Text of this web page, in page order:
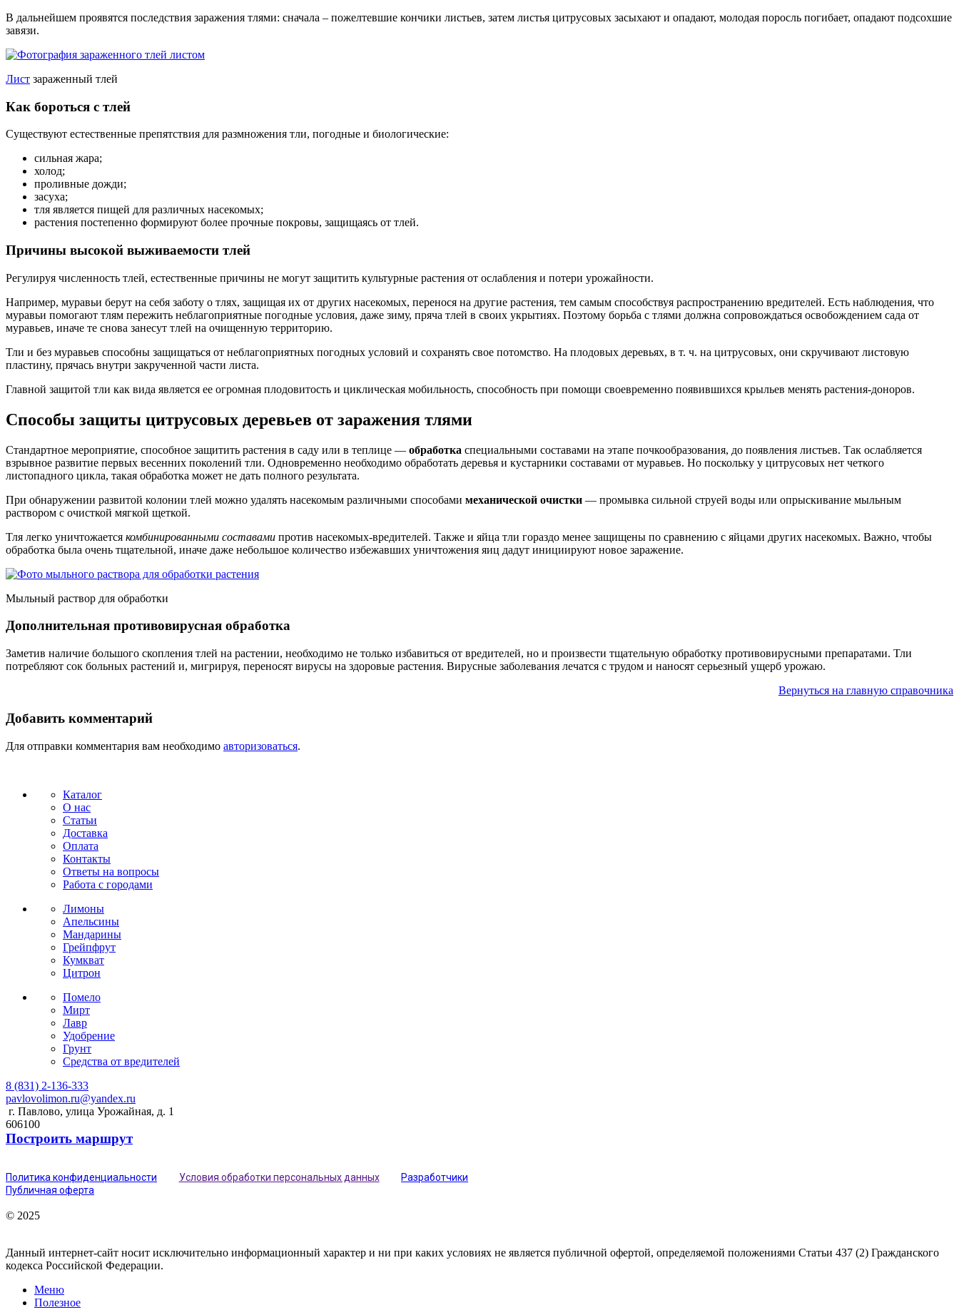
В дальнейшем проявятся последствия заражения тлями: сначала – пожелтевшие кончики листьев, затем листья цитрусовых засыхают и опадают, молодая поросль погибает, опадают подсохшие
завязи.
Лист зараженный тлей
Как бороться с тлей
Существуют естественные препятствия для размножения тли, погодные и биологические:
сильная жара;
холод;
проливные дожди;
засуха;
тля является пищей для различных насекомых;
растения постепенно формируют более прочные покровы, защищаясь от тлей.
Причины высокой выживаемости тлей
Регулируя численность тлей, естественные причины не могут защитить культурные растения от ослабления и потери урожайности.
Например, муравьи берут на себя заботу о тлях, защищая их от других насекомых, перенося на другие растения, тем самым способствуя распространению вредителей. Есть наблюдения, что
муравьи помогают тлям пережить неблагоприятные погодные условия, даже зиму, пряча тлей в своих укрытиях. Поэтому борьба с тлями должна сопровождаться освобождением сада от
муравьев, иначе те снова занесут тлей на очищенную территорию.
Тли и без муравьев способны защищаться от неблагоприятных погодных условий и сохранять свое потомство. На плодовых деревьях, в т. ч. на цитрусовых, они скручивают листовую
пластину, прячась внутри закрученной части листа.
Главной защитой тли как вида является ее огромная плодовитость и циклическая мобильность, способность при помощи своевременно появившихся крыльев менять растения-доноров.
Способы защиты цитрусовых деревьев от заражения тлями
Стандартное мероприятие, способное защитить растения в саду или в теплице — обработка специальными составами на этапе почкообразования, до появления листьев. Так ослабляется
взрывное развитие первых весенних поколений тли. Одновременно необходимо обработать деревья и кустарники составами от муравьев. Но поскольку у цитрусовых нет четкого
листопадного цикла, такая обработка может не дать полного результата.
При обнаружении развитой колонии тлей можно удалять насекомым различными способами механической очистки — промывка сильной струей воды или опрыскивание мыльным
раствором с очисткой мягкой щеткой.
Тля легко уничтожается комбинированными составами против насекомых-вредителей. Также и яйца тли гораздо менее защищены по сравнению с яйцами других насекомых. Важно, чтобы
обработка была очень тщательной, иначе даже небольшое количество избежавших уничтожения яиц дадут инициируют новое заражение.
Мыльный раствор для обработки
Дополнительная противовирусная обработка
Заметив наличие большого скопления тлей на растении, необходимо не только избавиться от вредителей, но и произвести тщательную обработку противовирусными препаратами. Тли
потребляют сок больных растений и, мигрируя, переносят вирусы на здоровые растения. Вирусные заболевания лечатся с трудом и наносят серьезный ущерб урожаю.
Вернуться на главную справочника
Добавить комментарий
Для отправки комментария вам необходимо авторизоваться.
Каталог
О нас
Статьи
Доставка
Оплата
Контакты
Ответы на вопросы
Работа с городами
Лимоны
Апельсины
Мандарины
Грейпфрут
Кумкват
Цитрон
Помело
Мирт
Лавр
Удобрение
Грунт
Средства от вредителей
8 (831) 2-136-333
pavlovolimon.ru@yandex.ru
г. Павлово, улица Урожайная, д. 1
606100
Построить маршрут
Политика конфиденциальности Условия обработки персональных данных
Разработчики
Публичная оферта
© 2025
Данный интернет-сайт носит исключительно информационный характер и ни при каких условиях не является публичной офертой, определяемой положениями Статьи 437 (2) Гражданского
кодекса Российской Федерации.
Меню
Полезное